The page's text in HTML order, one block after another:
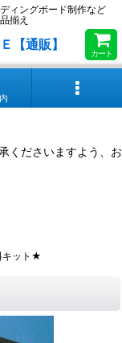
ィングボード制作など
揃え
【通販】
カート
くださいますよう、お
ット★